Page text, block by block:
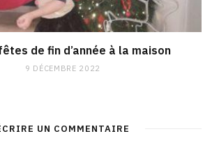
de fin d’année à la maison
9 DÉCEMBRE 2022
UN COMMENTAIRE